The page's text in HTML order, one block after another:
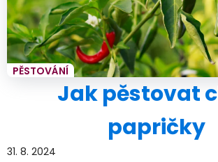
PĚSTOVÁNÍ
Jak pěstovat
papričky
31. 8. 2024